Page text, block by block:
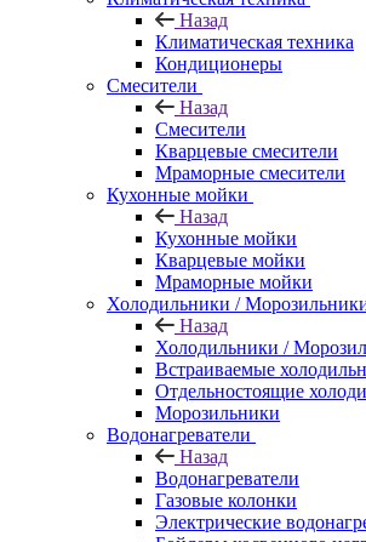
Назад
Климатическая техника
Кондиционеры
Смесители
Назад
Смесители
Кварцевые смесители
Мраморные смесители
Кухонные мойки
Назад
Кухонные мойки
Кварцевые мойки
Мраморные мойки
Холодильники /
Назад
Холодильники /
Встраиваемые
Отдельностоящие
Морозильники
Водонагреватели
Назад
Водонагреватели
Газовые колонки
Электрические